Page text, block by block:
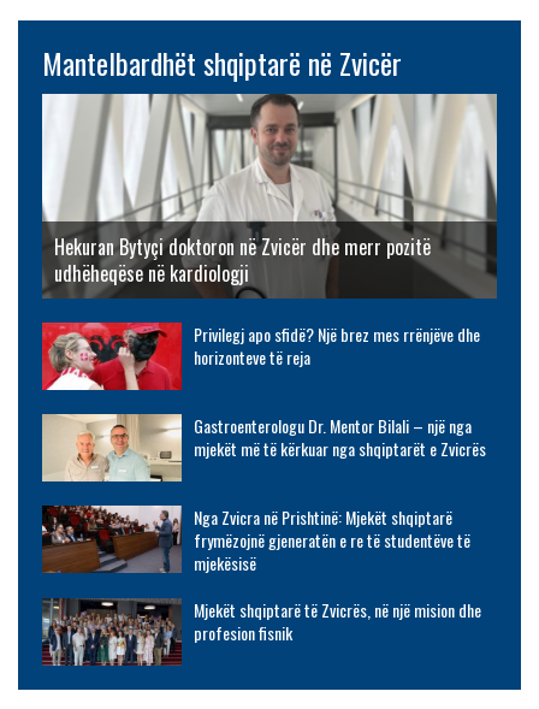
Mantelbardhët shqiptarë në Zvicër
Hekuran Bytyçi doktoron në Zvicër dhe merr pozitë
udhëheqëse në kardiologji
Privilegj apo sfidë? Një brez mes rrënjëve dhe
horizonteve të reja
Gastroenterologu Dr. Mentor Bilali – një nga
mjekët më të kërkuar nga shqiptarët e Zvicrës
Nga Zvicra në Prishtinë: Mjekët shqiptarë
frymëzojnë gjeneratën e re të studentëve të
mjekësisë
Mjekët shqiptarë të Zvicrës, në një mision dhe
profesion fisnik